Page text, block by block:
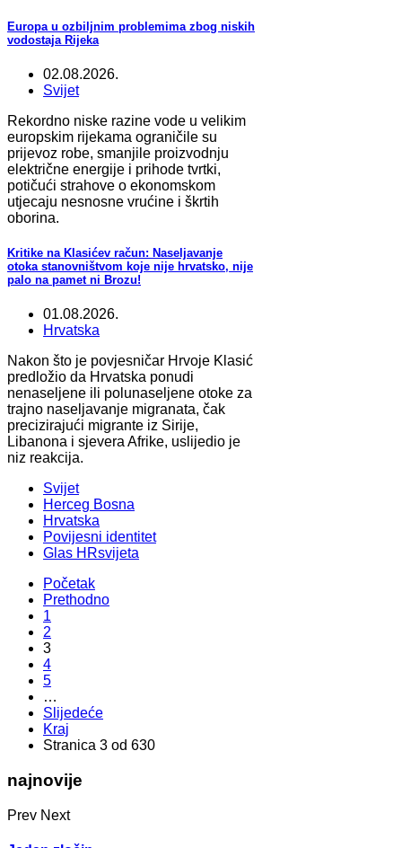
Europa u ozbiljnim problemima zbog niskih
vodostaja Rijeka
02.08.2026.
Svijet
Rekordno niske razine vode u velikim
europskim rijekama ograničile su
prijevoz robe, smanjile proizvodnju
električne energije i prihode tvrtki,
potičući strahove o ekonomskom
utjecaju nesnosne vrućine i škrtih
oborina.
Kritike na Klasićev račun: Naseljavanje
otoka stanovništvom koje nije hrvatsko, nije
palo na pamet ni Brozu!
01.08.2026.
Hrvatska
Nakon što je povjesničar Hrvoje Klasić
predložio da Hrvatska ponudi
nenaseljene ili polunaseljene otoke za
trajno naseljavanje migranata, čak
precizirajući migrante iz Sirije,
Libanona i sjevera Afrike, uslijedio je
niz reakcija.
Svijet
Herceg Bosna
Hrvatska
Povijesni identitet
Glas HRsvijeta
Početak
Prethodno
1
2
3
4
5
…
Slijedeće
Kraj
Stranica 3 od 630
najnovije
Prev Next